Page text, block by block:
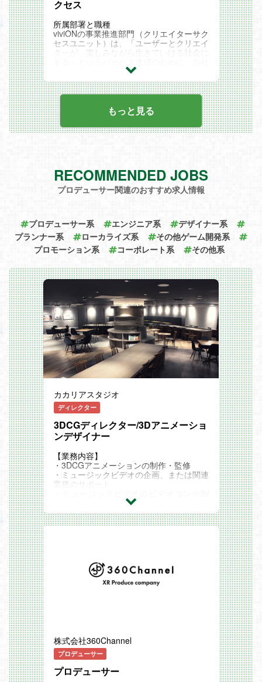
くことが可能です。
このポジションの魅力
最先端の技術に関わる環境 ：3D技術や実
写コンテンツなど、エンタメ業界のトレン
ドを押さえた高度な制作技術に日々触れな
キャリアアップの多様性 ：将来的にはご
自身の適性や希望をすり合わせつつ、モー
ショントラッキングカメラ領域の業務に挑
戦するなど、専門性を広げていくキャリア
選択が可能です。
新規組織を支えるコアメンバー ：2026年
に新設されたばかりの新しい部署で、チー
ムの運用や機材提案などに裁量を持って関
映像、音声、照明のいずれかにおける各オ
ペレーション分野の業界経験2年以上
各オペレーションで使用する放送・収録機
材の知識
ルディレクション経験
AVネットワークに関する知識
各オペレーション分野でのチーフやリーダ
ーなどのマネジメント経験
ションの知識
エンタメ業界での実務経験
映像業界並びに3D技術の発展とともに成
長していきたいという熱意
現在当社では、主力事業のさらなる成長に
加え、新規事業にも本格的に注力している
フェーズにあります。それに伴い、社内外
への情報発信の戦略性や発信力の強化がこ
れまで以上に求められており、広報・PR
としての存在感やブランドを高めながら、
多様な事業の価値を丁寧に届けていくた
め、今回新たに広報・PR担当の増員を行
います。指示を待つだけでなく、自らの意
志に基づき仕事を作り出し、当社の魅力を
積極的に発信してくれる方を求めていま
す。
プレスリリースやニュースリリースの企
画、執筆、配信
メディアリレーション業務（メディアキャ
プレスイベントの企画立案・実行
社内各サービスの担当者と連携したPRネ
タの発掘と企画提案
【このポジションの魅力】
ないため、特定のサービスに縛られず、全
社のあらゆる事業やコンテンツのPRに横
断的に関わることができます。
提案型の広報活動： サービス側の担当者
とフラットな関係で連携できるため、依頼
されたリリースを出すだけでなく、広報側
から企画を提案し実行に移せる環境です。
幅広い施策経験： オンライン・オフライ
ンを問わず、メディアリレーションからイ
ベント企画まで、多様なPR施策の経験を
積むことができます。
キャリアパスの広がり： マーケティング
く、将来的には既存サービスの責任者や新
規事業の責任者へキャリアを広げるチャン
スもあります。
クセス
所属部署と職種
viviONの事業推進部門（クリエイターサク
セスユニット）は、「ユーザーとクリエイ
ターが、楽しみながら生きていける社会に
サービスに関わるクリエイターやパートナ
ー企業の活動をサポートし、サービス全体
の成長を支える組織です。
【営業・企画推進】 は、同人・出版領域
におけるクリエイターや法人（出版社等）
への営業活動をはじめ、業務プロセス改善
やデータ・ツールの活用推進までを将来的
だきます。適性や成果に応じて、四半期～
半期単位でより力を発揮できる領域へシフ
トする可能性があります。著名なクリエイ
感できる魅力的な役割です。
採用背景
当社は事業拡大に伴い、多くの新規サービ
スやコンテンツ展開、販路拡大を急速に進
イターやパートナー企業にさらに寄り添
い、共に成長していくための体制強化が急
そこで今回は、将来のコアメンバーとし
て、基礎からステップアップしながらマル
チに活躍してくれる仲間を募集します。変
化を楽しみながら、自ら進んで業務や改善
に取り組める方を歓迎します。
業務内容
クリエイターおよび法人（出版社等）向け
の営業活動（メールアプローチ、ヒアリン
グ、イベント会場での営業活動、作品登録
促進、特典・許諾交渉など）
プロモーション施策やバナー掲載等の提案
営業
営業企画の立案および実行
CRMや社内システムを活用した統合推
進・データ管理・業務改善について他部署
との連携
よびプロセス改善、各種サポート業務
このポジションの魅力
成果がダイレクトに見える環境 ：当社で
は取引商材や施策の幅が広く、固定概念に
画・実施した施策が刺さったかどうか、結
果が目に見える手応えを感じられます。
業界を牽引するパートナーとの関わり ：
マルチスキルが身につく経験 ：純粋な営
業活動だけでなく、社内折衝や営業企画、
AI・OAツールの活用など、幅広いビジネ
力と、一人でタスクを完結できる実行力
基本的なOAスキル（Excel、Word、Powe
rPoint等）
業務におけるAIツールの活用意欲および実
践経験
もっと見る
RECOMMENDED JOBS
プロデューサー関連のおすすめ求人情報
プロデューサー系 エンジニア系
デザイナー系
プランナー系
ローカライズ系
その他ゲーム開発系
プロモーション系
コーポレート系 その他系
カカリアスタジオ
ディレクター
3DCGディレクター/3Dアニメーショ
ンデザイナー
【業務内容】
・3DCGアニメーションの制作・監修
・ミュージックビデオの企画、または関連
業務のサポート
作、演出・監修、または関連業務のサポー
ト
関連記事
※外部リンク
株式会社360Channel
プロデューサー
プロデューサー